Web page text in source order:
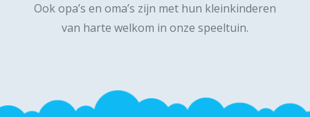
Ook opa’s en oma’s zijn met hun kleinkinderen
van harte welkom in onze speeltuin.